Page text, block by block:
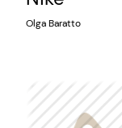
Olga Baratto